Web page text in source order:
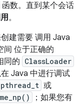
函数。直到某个会话
。
建需要 调用 Java
间 位于正确的
同的 ClassLoader
Java 中进行调试
pthread_t 或
；如果您有